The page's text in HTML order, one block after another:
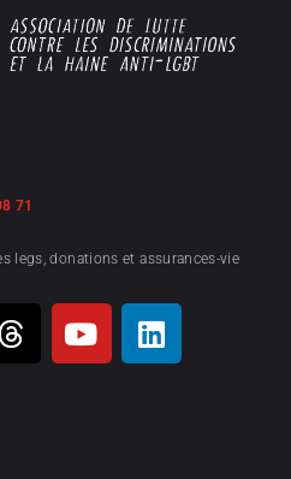
71
legs, donations et assurances-vie